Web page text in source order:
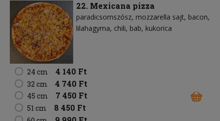
22. Mexicana pizza
paradicsomszósz mozzarella sajt bacon
lilahagyma chili bab kukorica
24 cm 4 140 Ft
32 cm 4 740 Ft
45 cm 7 450 Ft
51 cm 8 450 Ft